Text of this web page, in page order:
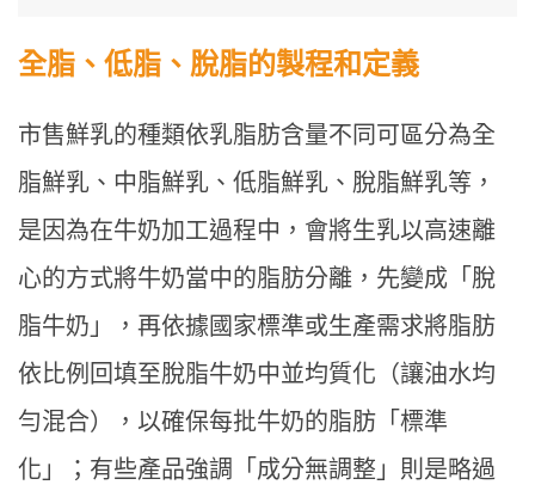
全脂、低脂、脫脂的製程和定義
市售鮮乳的種類依乳脂肪含量不同可區分為全
脂鮮乳、中脂鮮乳、低脂鮮乳、脫脂鮮乳等，
是因為在牛奶加工過程中，會將生乳以高速離
心的方式將牛奶當中的脂肪分離，先變成「脫
脂牛奶」，再依據國家標準或生產需求將脂肪
依比例回填至脫脂牛奶中並均質化（讓油水均
勻混合），以確保每批牛奶的脂肪「標準
化」；有些產品強調「成分無調整」則是略過